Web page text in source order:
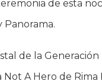
de esta
Panorama.
de la
Not A Hero de